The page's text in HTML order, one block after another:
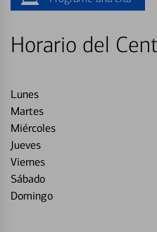
Horario del
Lunes
Martes
Miércoles
Jueves
Viernes
Sábado
Domingo